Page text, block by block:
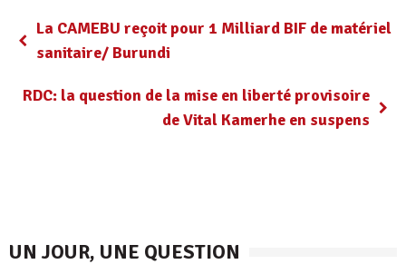
La CAMEBU reçoit pour 1 Milliard BIF de matériel
sanitaire/ Burundi
RDC: la question de la mise en liberté provisoire
de Vital Kamerhe en suspens
UN JOUR, UNE QUESTION